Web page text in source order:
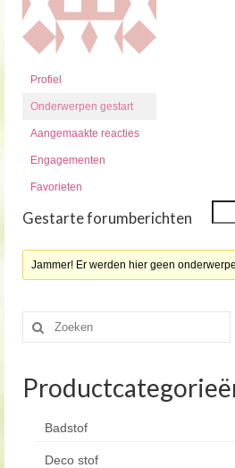
Profiel
Onderwerpen gestart
Aangemaakte reacties
Engagementen
Favorieten
Gestarte forumberichten
Jammer! Er werden hier geen
Zoeken
naar:
Badstof
Deco stof